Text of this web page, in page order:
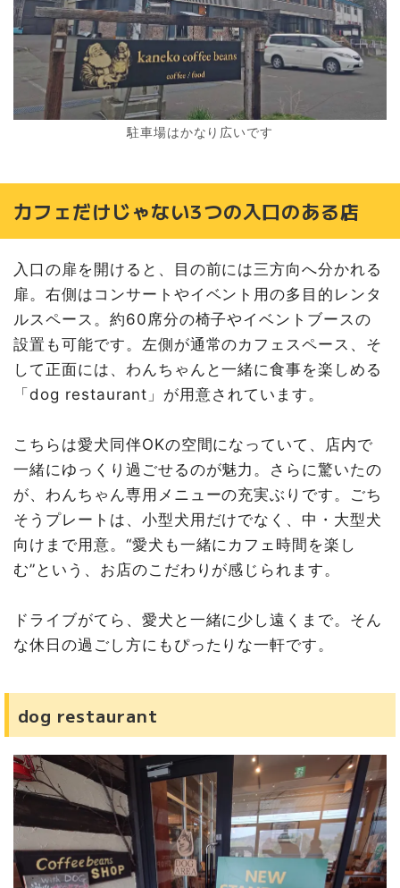
駐車場はかなり広いです
カフェだけじゃない3つの入口のある店
入口の扉を開けると、目の前には三方向へ分かれる
扉。右側はコンサートやイベント用の多目的レンタ
ルスペース。約60席分の椅子やイベントブースの
設置も可能です。左側が通常のカフェスペース、そ
して正面には、わんちゃんと一緒に食事を楽しめる
「dog restaurant」が用意されています。
こちらは愛犬同伴OKの空間になっていて、店内で
一緒にゆっくり過ごせるのが魅力。さらに驚いたの
が、わんちゃん専用メニューの充実ぶりです。ごち
そうプレートは、小型犬用だけでなく、中・大型犬
向けまで用意。“愛犬も一緒にカフェ時間を楽し
む”という、お店のこだわりが感じられます。
ドライブがてら、愛犬と一緒に少し遠くまで。そん
な休日の過ごし方にもぴったりな一軒です。
dog restaurant